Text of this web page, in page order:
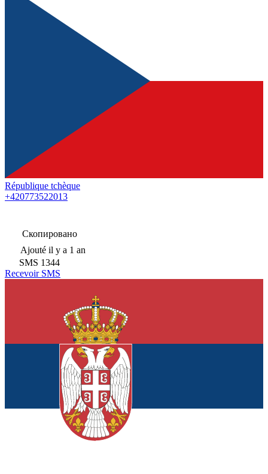
République tchèque
+420773522013
Скопировано
Ajouté il y a 1 an
SMS 1344
Recevoir SMS